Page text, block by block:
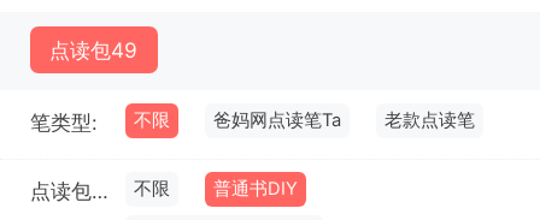
点读包49
笔类型: 不限 爸妈网点读笔Ta 老款点读笔
点读包类型: 不限
普通书DIY